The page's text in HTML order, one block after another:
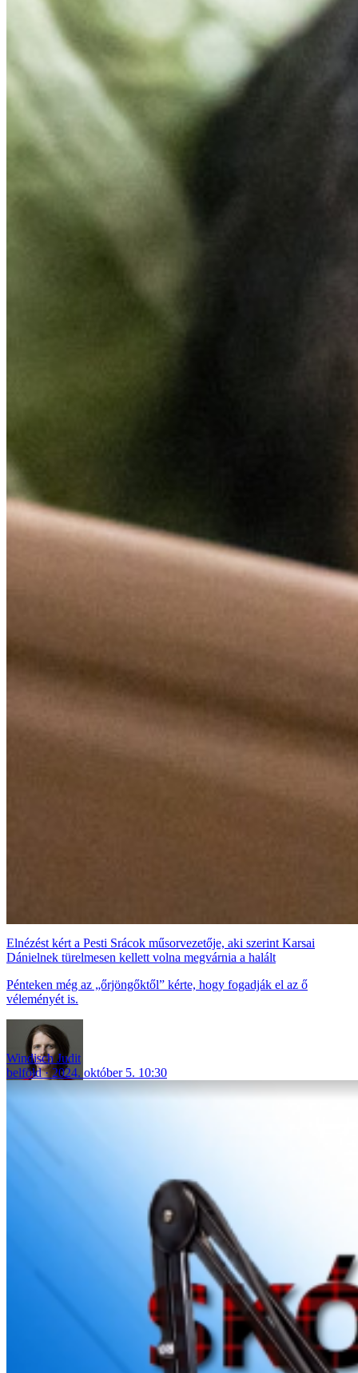
Elnézést kért a Pesti Srácok műsorvezetője, aki szerint Karsai
Dánielnek türelmesen kellett volna megvárnia a halált
Pénteken még az „őrjöngőktől” kérte, hogy fogadják el az ő
véleményét is.
Windisch Judit
belföld
2024. október 5. 10:30